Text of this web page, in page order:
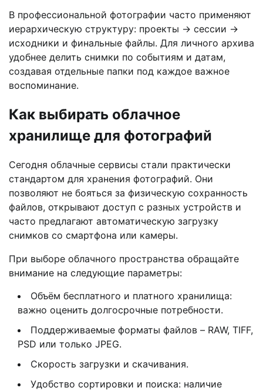
В профессиональной фотографии часто применяют
иерархическую структуру: проекты → сессии →
исходники и финальные файлы. Для личного архива
удобнее делить снимки по событиям и датам,
создавая отдельные папки под каждое важное
воспоминание.
Как выбирать облачное
хранилище для фотографий
Сегодня облачные сервисы стали практически
стандартом для хранения фотографий. Они
позволяют не бояться за физическую сохранность
файлов, открывают доступ с разных устройств и
часто предлагают автоматическую загрузку
снимков со смартфона или камеры.
При выборе облачного пространства обращайте
внимание на следующие параметры:
Объём бесплатного и платного хранилища:
важно оценить долгосрочные потребности.
Поддерживаемые форматы файлов – RAW, TIFF,
PSD или только JPEG.
Скорость загрузки и скачивания.
Удобство сортировки и поиска: наличие